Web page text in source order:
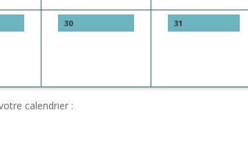
30 31
calendrier :